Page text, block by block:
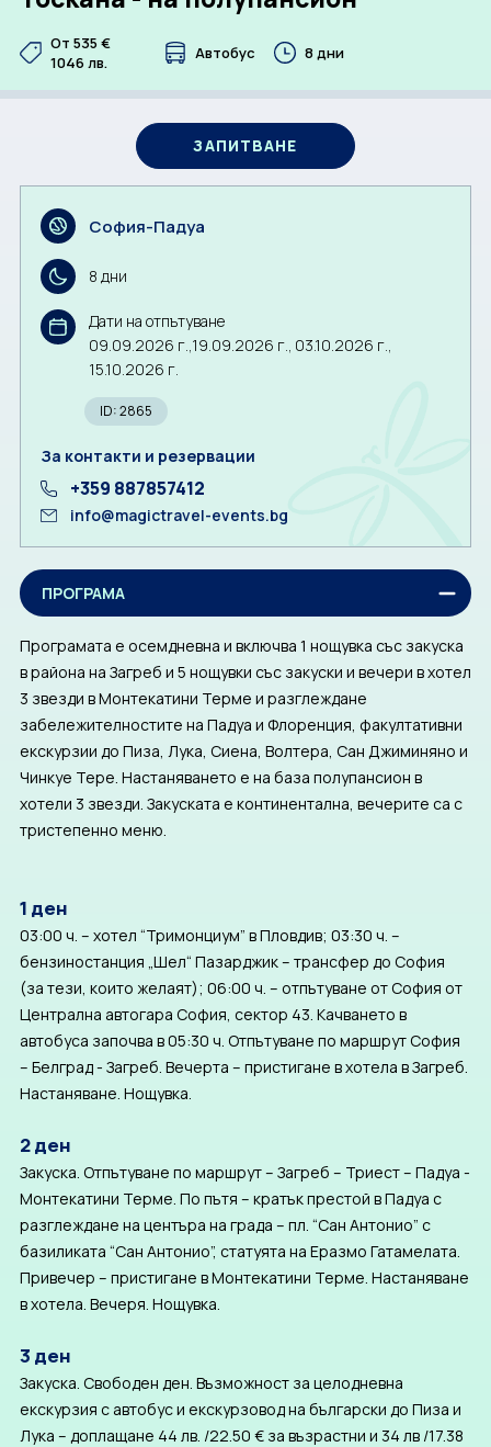
CORPORATE
BULGARIA
Документи
Политика за поверителност
Контакти
ЗАПИТВАНЕ
От 535 €
1046 лв. Автобус 8 дни
ЗАПИТВАНЕ
София-Падуа
8 дни
Дати на отпътуване
09.09.2026 г.,19.09.2026 г.,03.10.2026 г.,
15.10.2026 г.
ID: 2865
За контакти и резервации
+359 887857412
info@magictravel-events.bg
ПРОГРАМА
Програмата е осемдневна и включва 1 нощувка със закуска
в района на Загреб и 5 нощувки със закуски и вечери в хотел
3 звезди в Монтекатини Терме и разглеждане
забележителностите на Падуа и Флоренция, факултативни
екскурзии до Пиза, Лука, Сиена, Волтера, Сан Джиминяно и
Чинкуе Тере. Настаняването е на база полупансион в
хотели 3 звезди. Закуската е континентална, вечерите са с
тристепенно меню.
1 ден
03:00 ч. – хотел “Тримонциум” в Пловдив; 03:30 ч. –
бензиностанция „Шел“ Пазарджик – трансфер до София
(за тези, които желаят); 06:00 ч. – отпътуване от София от
Централна автогара София, сектор 43. Качването в
автобуса започва в 05:30 ч. Отпътуване по маршрут София
– Белград - Загреб. Вечерта – пристигане в хотела в Загреб.
Настаняване. Нощувка.
2 ден
Закуска. Отпътуване по маршрут – Загреб – Триест – Падуа -
Монтекатини Терме. По пътя – кратък престой в Падуа с
разглеждане на центъра на града – пл. “Сан Антонио” с
базиликата “Сан Антонио”, статуята на Еразмо Гатамелата.
Привечер – пристигане в Монтекатини Терме. Настаняване
в хотела. Вечеря. Нощувка.
3 ден
Закуска. Свободен ден. Възможност за целодневна
екскурзия с автобус и екскурзовод на български до Пиза и
Лука – доплащане 44 лв. /22.50 € за възрастни и 34 лв /17.38